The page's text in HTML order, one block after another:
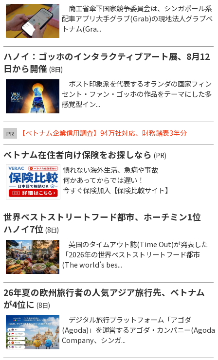
商工省傘下国家競争委員会は、シンガポール系
配車アプリ大手グラブ(Grab)の現地法人グラブベ
トナム(Gra...
ハノイ：ゴッホのインタラクティブアート展、8月12
日から開催 (8日)
ポスト印象派を代表するオランダの画家フィン
セント・ファン・ゴッホの作品をテーマにした多
感覚型イン...
PR 【ベトナム企業信用調査】94万社対応、財務諸表3年分
ベトナム在住者向け保険をお探しなら (PR)
慣れない海外生活、急病や事故
何かあってからでは遅い！
今すぐ保険加入【保険比較サイト】
世界ベストストリートフード都市、ホーチミン1位
ハノイ7位 (8日)
英国のタイムアウト誌(Time Out)が発表した
「2026年の世界ベストストリートフード都市
(The world’s bes...
26年夏の欧州旅行者の人気アジア旅行先、ベトナム
が4位に (8日)
デジタル旅行プラットフォーム「アゴダ
(Agoda)」を運営するアゴダ・カンパニー(Agoda
Company、シンガ...